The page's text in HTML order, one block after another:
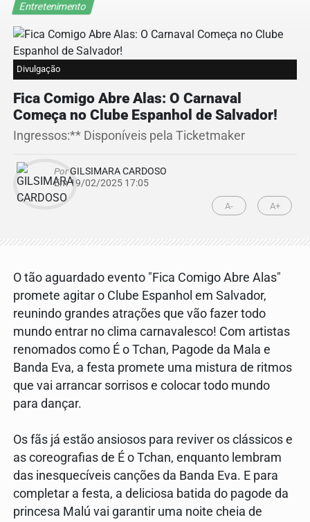
Entretenimento
Divulgação
Fica Comigo Abre Alas: O Carnaval
Começa no Clube Espanhol de Salvador!
Ingressos:** Disponíveis pela Ticketmaker
PorGILSIMARA CARDOSO
Em 19/02/2025 17:05
A- A+
O tão aguardado evento "Fica Comigo Abre Alas"
promete agitar o Clube Espanhol em Salvador,
reunindo grandes atrações que vão fazer todo
mundo entrar no clima carnavalesco! Com artistas
renomados como É o Tchan, Pagode da Mala e
Banda Eva, a festa promete uma mistura de ritmos
que vai arrancar sorrisos e colocar todo mundo
para dançar.
Os fãs já estão ansiosos para reviver os clássicos e
as coreografias de É o Tchan, enquanto lembram
das inesquecíveis canções da Banda Eva. E para
completar a festa, a deliciosa batida do pagode da
princesa Malú vai garantir uma noite cheia de